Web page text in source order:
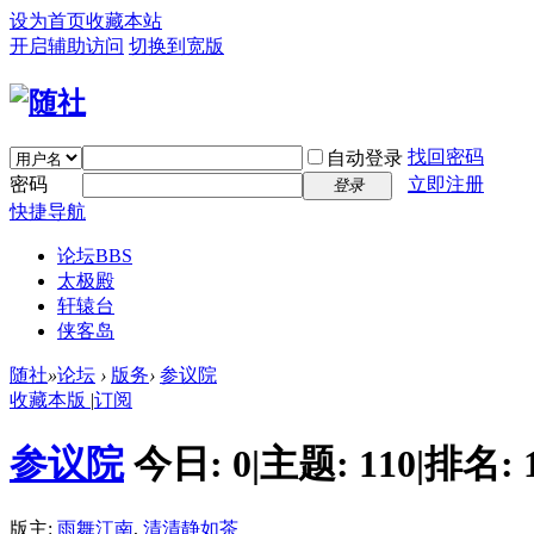
设为首页收藏本站
开启辅助访问 切换到宽版
自动登录 找回密码
密码
登录
立即注册
快捷导航
论坛BBS
太极殿
轩辕台
侠客岛
随社»论坛 › 版务› 参议院
收藏本版 |订阅
参议院 今日: 0|主题: 110|排名:
版主: 雨舞江南, 清清静如茶